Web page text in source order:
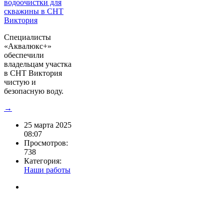
Cпециалисты
«Аквалюкс+»
обеспечили
владельцам участка
в СНТ Виктория
чистую и
безопасную воду.
→
25 марта 2025
08:07
Просмотров:
738
Категория:
Наши работы